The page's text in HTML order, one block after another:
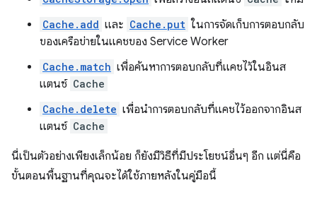
Cache.add และ Cache.put ในการจัดเก็บการตอบกลับ
ของเครือข่ายในแคชของ Service Worker
Cache.match เพื่อค้นหาการตอบกลับที่แคชไว้ในอินส
แตนซ์ Cache
Cache.delete เพื่อนำการตอบกลับที่แคชไว้ออกจากอินส
แตนซ์ Cache
นี่เป็นตัวอย่างเพียงเล็กน้อย ก็ยังมีวิธีที่มีประโยชน์อื่นๆ อีก แต่นี่คือ
ขั้นตอนพื้นฐานที่คุณจะได้ใช้ภายหลังในคู่มือนี้